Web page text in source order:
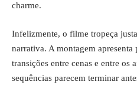
charme.
Infelizmente, o filme tropeça
narrativa. A montagem apresenta
transições entre cenas e entre os
sequências parecem terminar